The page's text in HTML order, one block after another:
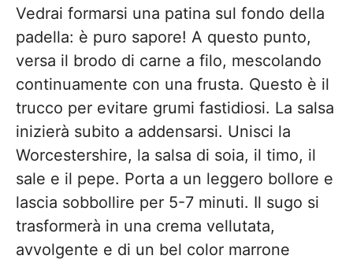
Vedrai formarsi una patina sul fondo della
padella: è puro sapore! A questo punto,
versa il brodo di carne a filo, mescolando
continuamente con una frusta. Questo è il
trucco per evitare grumi fastidiosi. La salsa
inizierà subito a addensarsi. Unisci la
Worcestershire, la salsa di soia, il timo, il
sale e il pepe. Porta a un leggero bollore e
lascia sobbollire per 5-7 minuti. Il sugo si
trasformerà in una crema vellutata,
avvolgente e di un bel color marrone